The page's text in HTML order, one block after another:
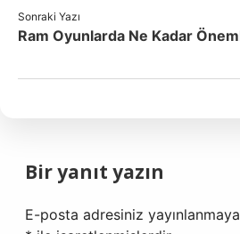
Sonraki Yazı
Ram Oyunlarda Ne Kadar
Bir yanıt yazın
E-posta adresiniz